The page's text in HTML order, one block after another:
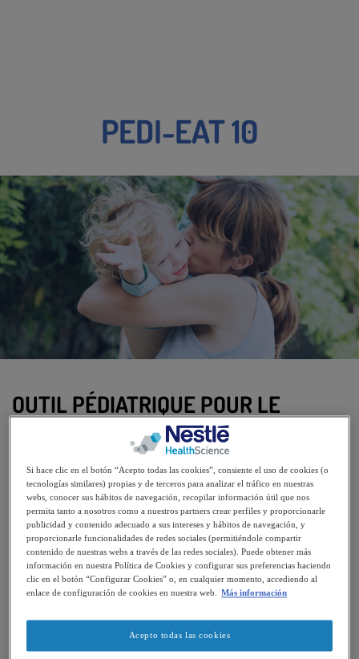
PEDI-EAT 10
OUTIL PÉDIATRIQUE POUR LE
DES TROUBLES DE LA
DÉGLUTITION
Cet outil vous aide à déterminer en moins de 3
minutes si votre enfant a des difficultés à
avaler (troubles de la déglutition).
Si hace clic en el botón “Acepto todas las cookies”, consiente el uso de cookies (o
tecnologías similares) propias y de terceros para analizar el tráfico en nuestras
webs, conocer sus hábitos de navegación, recopilar información útil que nos
permita tanto a nosotros como a nuestros partners crear perfiles y proporcionarle
publicidad y contenido adecuado a sus intereses y hábitos de navegación, y
proporcionarle funcionalidades de redes sociales (permitiéndole compartir
contenido de nuestras webs a través de las redes sociales). Puede obtener más
información en nuestra Política de Cookies y configurar sus preferencias haciendo
clic en el botón “Configurar Cookies” o, en cualquier momento, accediendo al
enlace de configuración de cookies en nuestra web. Más información
Acepto todas las cookies